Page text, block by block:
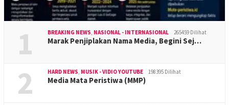
1 BREAKING NEWS NASIONAL - INTERNASIONAL 265459 Dilihat
Marak Penjiplakan Nama Media, Begini Sej…
2 HARD NEWS MUSIK - VIDIO YOUTUBE 198395 Dilihat
Media Mata Peristiwa (MMP)